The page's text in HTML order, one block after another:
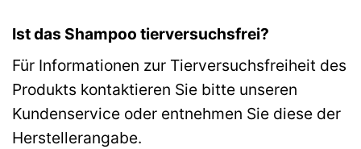
Ist das Shampoo tierversuchsfrei?
Für Informationen zur Tierversuchsfreiheit des
Produkts kontaktieren Sie bitte unseren
Kundenservice oder entnehmen Sie diese der
Herstellerangabe.